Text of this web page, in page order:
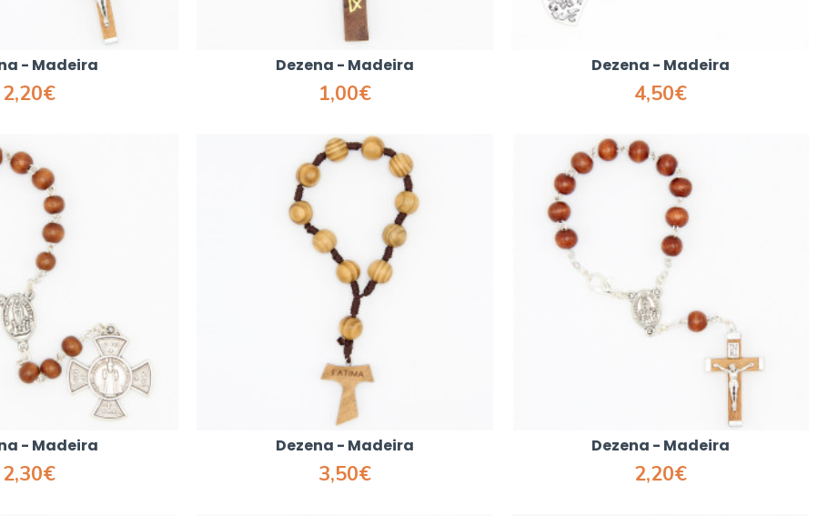
- Madeira
2,20€
Dezena - Madeira
1,00€
Dezena - Madeira
4,50€
- Madeira
2,30€
Dezena - Madeira
3,50€
Dezena - Madeira
2,20€